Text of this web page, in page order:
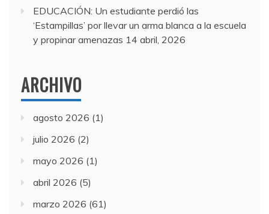
EDUCACIÓN: Un estudiante perdió las
‘Estampillas’ por llevar un arma blanca a la escuela
y propinar amenazas 14 abril, 2026
ARCHIVO
agosto 2026 (1)
julio 2026 (2)
mayo 2026 (1)
abril 2026 (5)
marzo 2026 (61)